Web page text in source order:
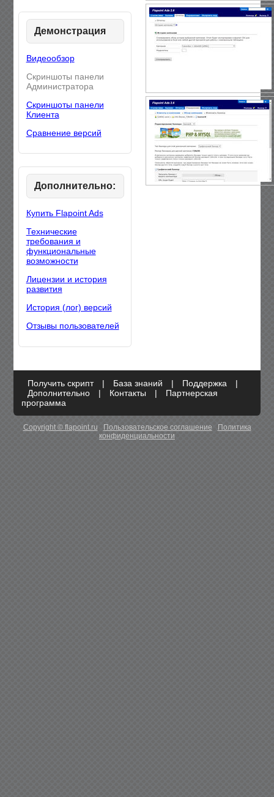
Демонстрация
Видеообзор
Скриншоты панели
Администратора
Скриншоты панели
Клиента
Сравнение версий
Дополнительно:
Купить Flapoint Ads
Технические
требования и
функциональные
возможности
Лицензии и история
развития
История (лог) версий
Отзывы пользователей
Получить скрипт | База знаний | Поддержка
|
Дополнительно
| Контакты |
Партнерская
программа
Copyright © flapoint.ru Пользовательское соглашение
Политика
конфиденциальности